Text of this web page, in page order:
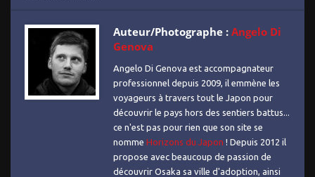
Auteur/Photographe : Angelo Di
Genova
Angelo Di Genova est accompagnateur
professionnel depuis 2009, il emmène les
voyageurs à travers tout le Japon pour
découvrir le pays hors des sentiers battus...
ce n'est pas pour rien que son site se
nomme Horizons du Japon ! Depuis 2012 il
propose avec beaucoup de passion de
découvrir Osaka sa ville d'adoption, ainsi